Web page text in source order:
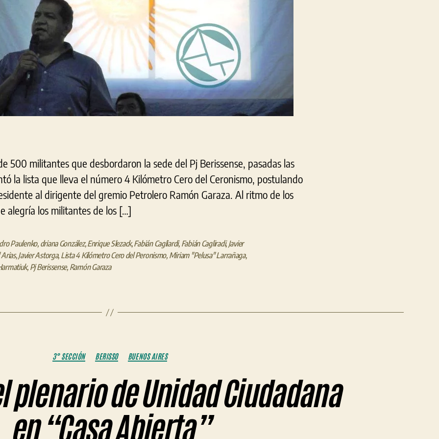
con
los
«experiencia»
los
jóvenes
500 militantes que desbordaron la sede del Pj Berissense, pasadas las
la lista que lleva el número 4 Kilómetro Cero del Ceronismo, postulando
al dirigente del gremio Petrolero Ramón Garaza. Al ritmo de los
alegría los militantes de los […]
Paulenko, driana González,Enrique Slezack,Fabián Cagliardi, Fabián Cagliradi,Javier
,Javier Astorga, Lista 4 Kilómetro Cero del Peronismo, Miriam "Pelusa" Larrañaga,
, Pj Berissense, Ramón Garaza
Categorías
3° SECCIÓN BERISSO BUENOS AIRES
plenario de Unidad Ciudadana
en “Casa Abierta”